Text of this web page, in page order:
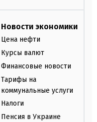
Новости экономики
Цена нефти
Курсы валют
Финансовые новости
Тарифы на
коммунальные услуги
Налоги
Пенсия в Украине